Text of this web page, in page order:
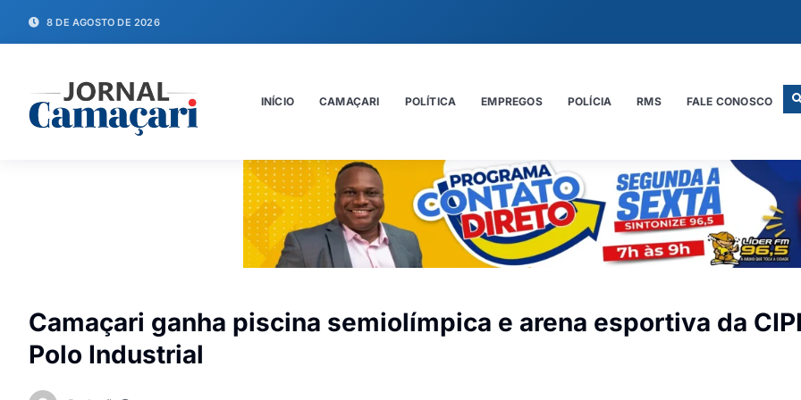
8 DE AGOSTO DE 2026
INÍCIO CAMAÇARI POLÍTICA EMPREGOS POLÍCIA RMS FALE CONOSCO
Camaçari ganha piscina semiolímpica e arena esportiva da
Polo Industrial